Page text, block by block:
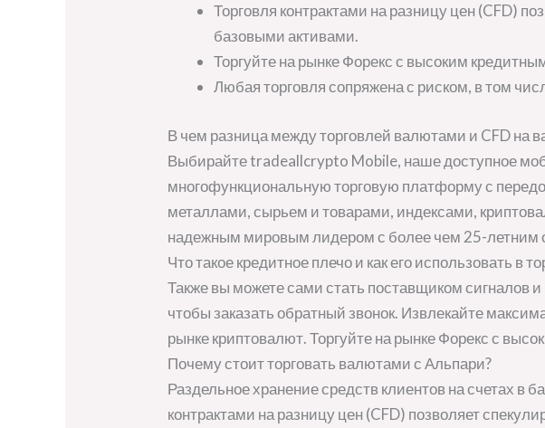
Торговля контрактами на разницу цен (CFD)
базовыми активами.
Торгуйте на рынке Форекс с высоким
Любая торговля сопряжена с риском, в том
В чем разница между торговлей валютами и CFD на
Выбирайте tradeallcrypto Mobile, наше доступное
многофункциональную торговую платформу с
металлами, сырьем и товарами, индексами,
надежным мировым лидером с более чем 25-летним
Что такое кредитное плечо и как его использовать в
Также вы можете сами стать поставщиком сигналов
чтобы заказать обратный звонок. Извлекайте
рынке криптовалют. Торгуйте на рынке Форекс с
Почему стоит торговать валютами с Альпари?
Раздельное хранение средств клиентов на счетах в
контрактами на разницу цен (CFD) позволяет